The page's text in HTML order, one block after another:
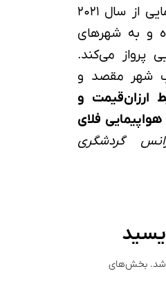
است. این شرکت هواپیمایی از سال ۲۰۲۱
و به شهرهای
پرواز می‌کند.
شهر مقصد و
ارزان‌قیمت و
فلای
گردشگری
شد. بخش‌های